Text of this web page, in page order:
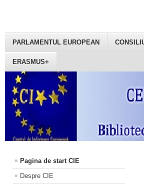
PARLAMENTUL EUROPEAN
ERASMUS+
Pagina de start CIE
Despre CIE